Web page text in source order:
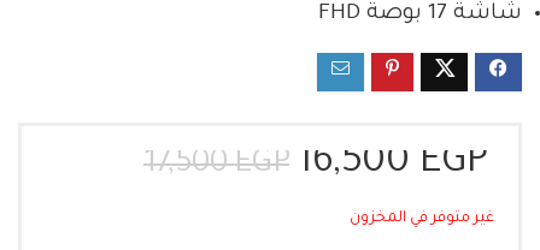
شاشة 17 بوصة FHD
17,500EGP السعر 16,500 EGP السعر
غير متوفر في المخزون